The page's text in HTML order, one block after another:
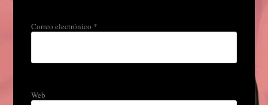
Correo electrónico *
Web